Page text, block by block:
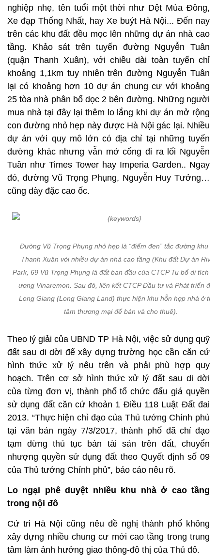
nghiệp nhẹ, tên tuổi một thời như Dệt Mùa Đông,
Xe đạp Thống Nhất, hay Xe buýt Hà Nội... Đến nay
trên các khu đất đều mọc lên những dự án nhà cao
tầng. Khảo sát trên tuyến đường Nguyễn Tuân
(quận Thanh Xuân), với chiều dài toàn tuyến chỉ
khoảng 1,1km tuy nhiên trên đường Nguyễn Tuân
lại có khoảng hơn 10 dự án chung cư với khoảng
25 tòa nhà phân bố dọc 2 bên đường. Những người
mua nhà tại đây lại thêm lo lắng khi dự án mở rộng
con đường nhỏ hẹp này được Hà Nội gác lại. Nhiều
dự án với quy mô lớn có địa chỉ tại những tuyến
đường khác nhưng vẫn mở cổng đi ra lối Nguyễn
Tuân như Times Tower hay Imperia Garden.. Ngay
đó, đường Vũ Trọng Phụng, Nguyễn Huy Tưởng…
cũng dày đặc cao ốc.
Đường Vũ Trọng Phụng nhỏ hẹp là “điểm đen” tắc đường khu
Thanh Xuân với nhiều dự án nhà cao tầng (Khu đất Dự án
Park, 69 Vũ Trọng Phụng là đất ban đầu của CTCP Tu bổ di tích
ương Vinaremon. Sau đó, liên kết CTCP Đầu tư và Phát triển đô
Long Giang (Long Giang Land) thực hiện khu hỗn hợp nhà ở
tâm thương mại để bán và cho thuê).
Theo lý giải của UBND TP Hà Nội, việc sử dụng quỹ
đất sau di dời để xây dựng trường học cần căn cứ
hình thức xử lý nêu trên và phải phù hợp quy
hoạch. Trên cơ sở hình thức xử lý đất sau di dời
của từng đơn vị, thành phố tổ chức đấu giá quyền
sử dụng đất căn cứ khoản 1 Điều 118 Luật Đất đai
2013. “Thực hiện chỉ đạo của Thủ tướng Chính phủ
tại văn bản ngày 7/3/2017, thành phố đã chỉ đạo
tạm dừng thủ tục bán tài sản trên đất, chuyển
nhượng quyền sử dụng đất theo Quyết định số 09
của Thủ tướng Chính phủ”, báo cáo nêu rõ.
Lo ngại phê duyệt nhiều khu nhà ở cao tầng
trong nội đô
Cử tri Hà Nội cũng nêu đề nghị thành phố không
xây dựng nhiều chung cư mới cao tầng trong trung
tâm làm ảnh hưởng giao thông-đô thị của Thủ đô.